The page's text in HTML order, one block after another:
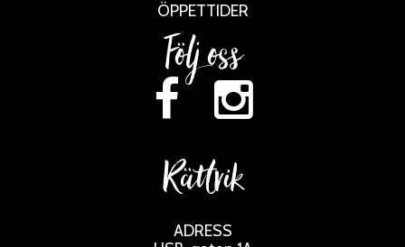
ÖPPETTIDER
Följ oss
Rättvik
ADRESS